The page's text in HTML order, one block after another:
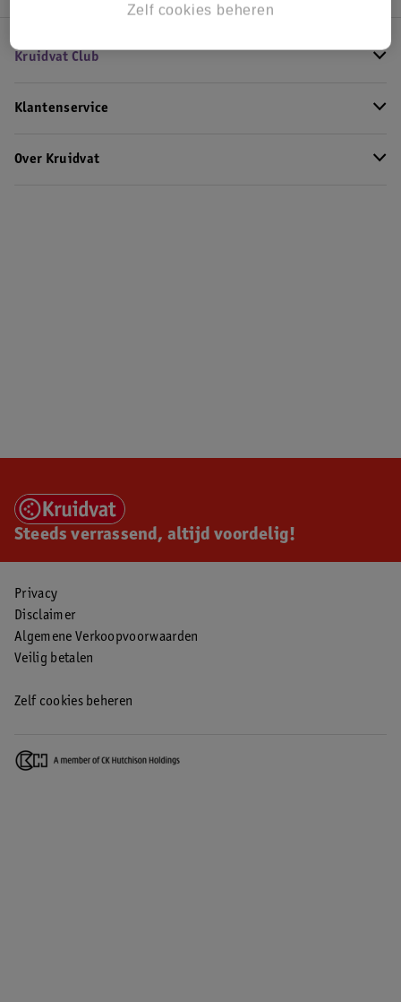
Kruidvat Club
Klantenservice
Over Kruidvat
Steeds verrassend, altijd voordelig!
Privacy
Disclaimer
Algemene Verkoopvoorwaarden
Veilig betalen
Zelf cookies beheren
Zelf cookies beheren